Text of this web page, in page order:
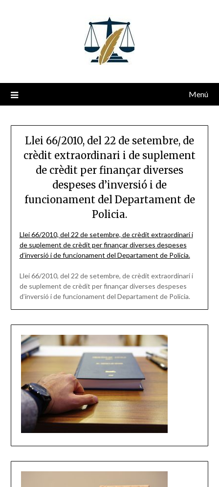
Menú
Llei 66/2010, del 22 de setembre, de
crèdit extraordinari i de suplement
de crèdit per finançar diverses
despeses d’inversió i de
funcionament del Departament de
Policia.
Llei 66/2010, del 22 de setembre, de crèdit extraordinari i
de suplement de crèdit per finançar diverses despeses
d’inversió i de funcionament del Departament de Policia.
Llei 66/2010, del 22 de setembre, de crèdit extraordinari i
de suplement de crèdit per finançar diverses despeses
d’inversió i de funcionament del Departament de Policia.